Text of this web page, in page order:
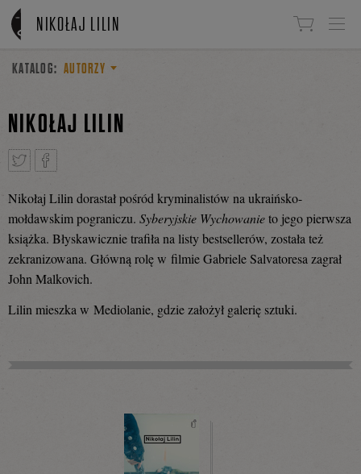
Linki do przejścia
NIKOŁAJ LILIN
KATALOG: AUTORZY
NIKOŁAJ LILIN
TweetnijPodziel
się
Nikołaj Lilin dorastał pośród kryminalistów na ukraińsko-
mołdawskim pograniczu. Syberyjskie Wychowanieto jego pierwsza
książka. Błyskawicznie trafiła na listy bestsellerów, została też
zekranizowana. Główną rolę w filmie Gabriele Salvatoresa zagrał
John Malkovich.
Lilin mieszka w Mediolanie, gdzie założył galerię sztuki.